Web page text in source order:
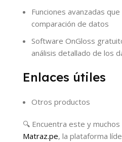
Funciones avanzadas
comparación de datos
Software OnGloss
análisis detallado de los
Enlaces útiles
Otros productos
🔍 Encuentra este y
Matraz.pe, la plataforma